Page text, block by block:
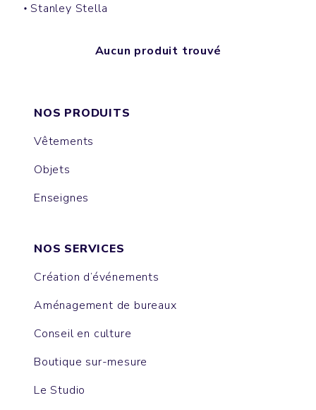
Stanley Stella
Aucun produit trouvé
NOS PRODUITS
Vêtements
Objets
Enseignes
NOS SERVICES
Création d’événements
Aménagement de bureaux
Conseil en culture
Boutique sur-mesure
Le Studio